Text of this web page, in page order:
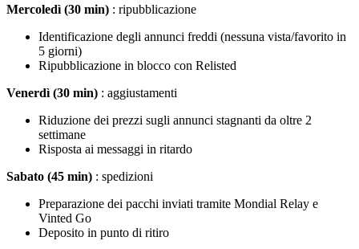
Mercoledì (30 min) : ripubblicazione
Identificazione degli annunci freddi (nessuna vista/favorito in
5 giorni)
Ripubblicazione in blocco con Relisted
Venerdì (30 min) : aggiustamenti
Riduzione dei prezzi sugli annunci stagnanti da oltre 2
settimane
Risposta ai messaggi in ritardo
Sabato (45 min) : spedizioni
Preparazione dei pacchi inviati tramite Mondial Relay e
Vinted Go
Deposito in punto di ritiro